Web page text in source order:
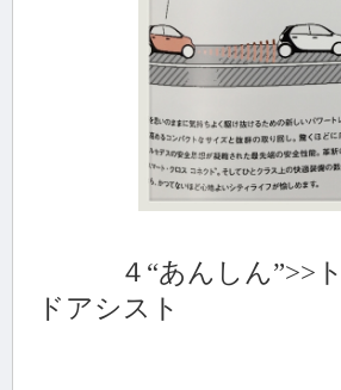
４“あんしん”>>ト
ドアシスト
などさらに
衝突の危険を